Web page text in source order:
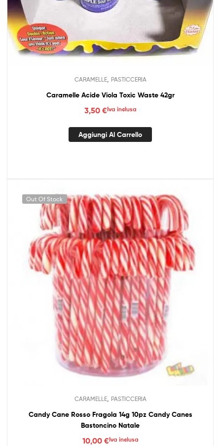
CARAMELLE, PASTICCERIA
Caramelle Acide Viola Toxic Waste 42gr
3,50 €Iva inclusa
Aggiungi Al Carrello
Out Of Stock
CARAMELLE, PASTICCERIA
Candy Cane Rosso Fragola 14g 10pz Candy Canes
Bastoncino Natale
10,00 €Iva inclusa